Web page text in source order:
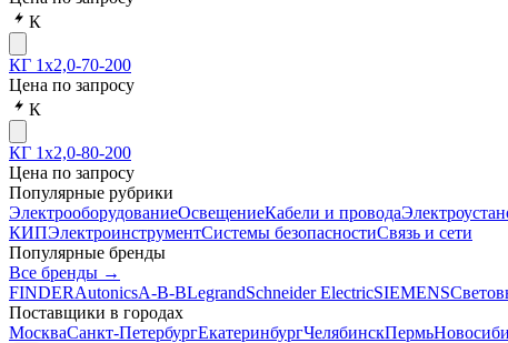
К
КГ 1х2,0-70-200
Цена по запросу
К
КГ 1х2,0-80-200
Цена по запросу
Популярные рубрики
ЭлектрооборудованиеОсвещениеКабели и провода
КИПЭлектроинструментСистемы безопасностиСвязь и сети
Популярные бренды
Все бренды →
FINDERAutonicsA-B-BLegrandSchneider ElectricSIEMENS
Поставщики в городах
МоскваСанкт-ПетербургЕкатеринбургЧелябинскПермь